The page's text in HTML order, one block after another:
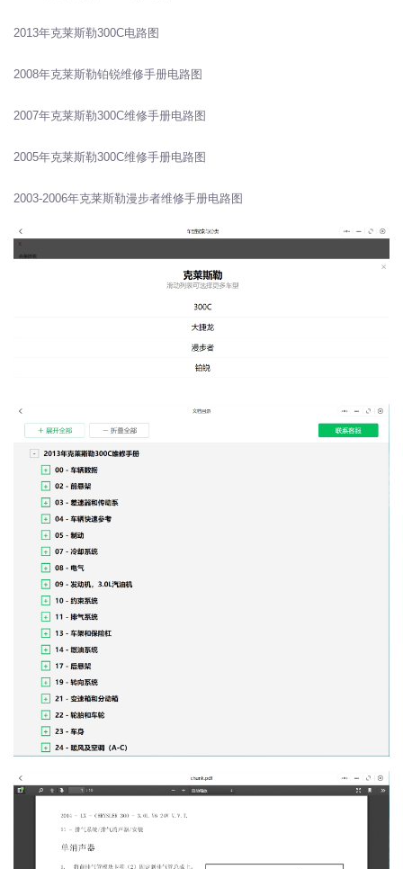
2013年克莱斯勒300C电路图
2008年克莱斯勒铂锐维修手册电路图
2007年克莱斯勒300C维修手册电路图
2005年克莱斯勒300C维修手册电路图
2003-2006年克莱斯勒漫步者维修手册电路图